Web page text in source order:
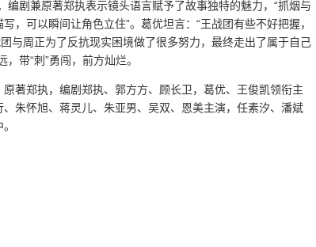
剧兼原著郑执表示镜头语言赋予了故事独特的魅力，“抓烟与
，可以瞬间让角色立住”。葛优坦言：“王战团有些不好把握，
与周正为了反抗现实困境做了很多努力，最终走出了属于自己
带“刺”勇闯，前方灿烂。
著郑执，编剧郑执、郭方方、顾长卫，葛优、王俊凯领衔主
朱怀旭、蒋灵儿、朱亚男、吴双、恩美主演，任素汐、潘斌